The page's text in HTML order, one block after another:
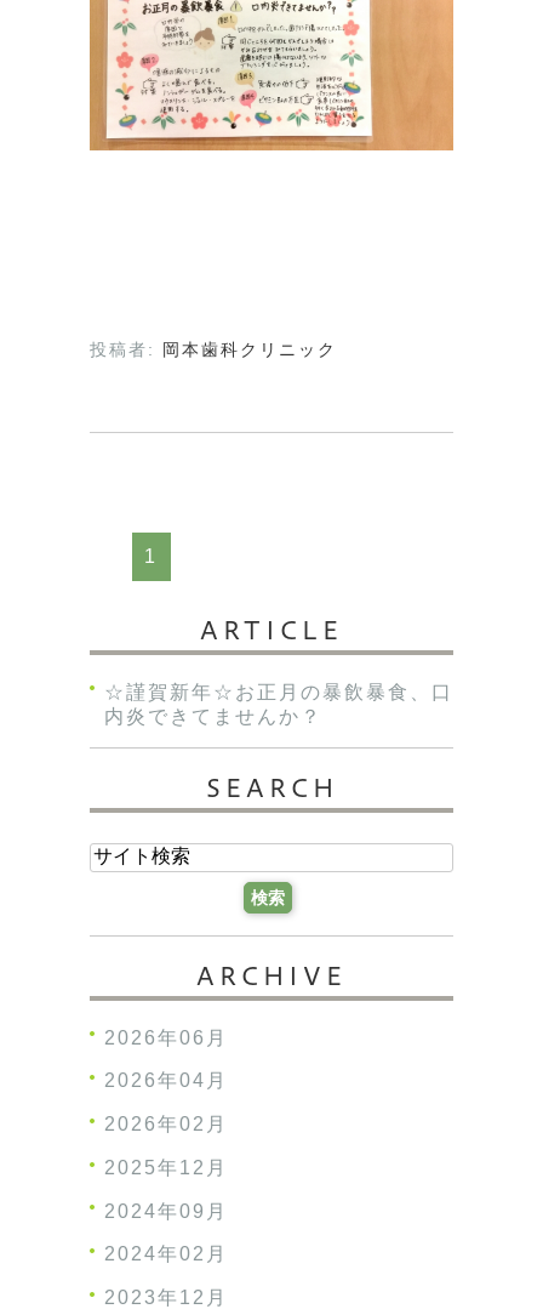
投稿者: 岡本歯科クリニック
1
ARTICLE
☆謹賀新年☆お正月の暴飲暴食、口
内炎できてませんか？
SEARCH
ARCHIVE
2026年06月
2026年04月
2026年02月
2025年12月
2024年09月
2024年02月
2023年12月